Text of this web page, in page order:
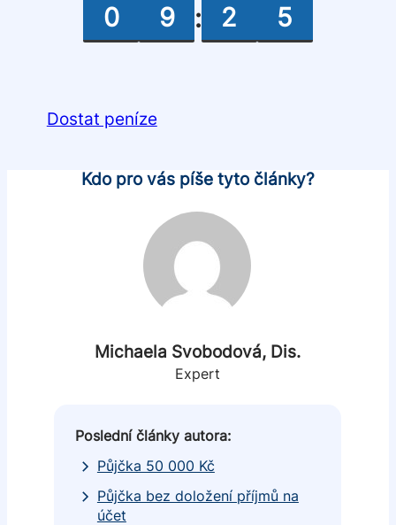
0 9 : 2 5
Dostat peníze
Kdo pro vás píše tyto články?
Michaela Svobodová, Dis.
Expert
Poslední články autora:
Půjčka 50 000 Kč
Půjčka bez doložení příjmů na
účet